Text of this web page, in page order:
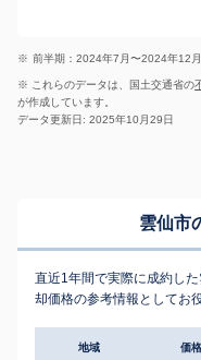
※ 前半期：2024年7月〜2024年12
※ これらのデータは、国土交通省の
が作成しています。
データ更新日: 2025年10月29日
雲仙市
直近1年間で実際に成約し
却価格の参考情報としてお
地域 価格